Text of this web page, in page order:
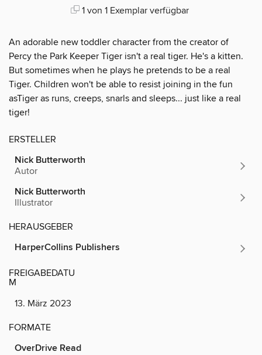
1 von 1 Exemplar verfügbar
An adorable new toddler character from the creator of
Percy the Park Keeper Tiger isn't a real tiger. He's a kitten.
But sometimes when he plays he pretends to be a real
Tiger. Children won't be able to resist joining in the fun
asTiger as runs, creeps, snarls and sleeps... just like a real
tiger!
ERSTELLER
Nick Butterworth
Autor
Nick Butterworth
Illustrator
HERAUSGEBER
HarperCollins Publishers
FREIGABEDATU
M
13. März 2023
FORMATE
OverDrive Read